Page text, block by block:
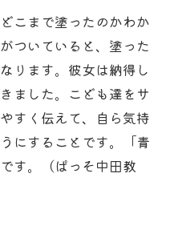
こまで塗ったのかわか
ついていると、塗った
ります。彼女は納得し
ました。こども達をサ
すく伝えて、自ら気持
にすることです。「青
す。（ぱっそ中田教